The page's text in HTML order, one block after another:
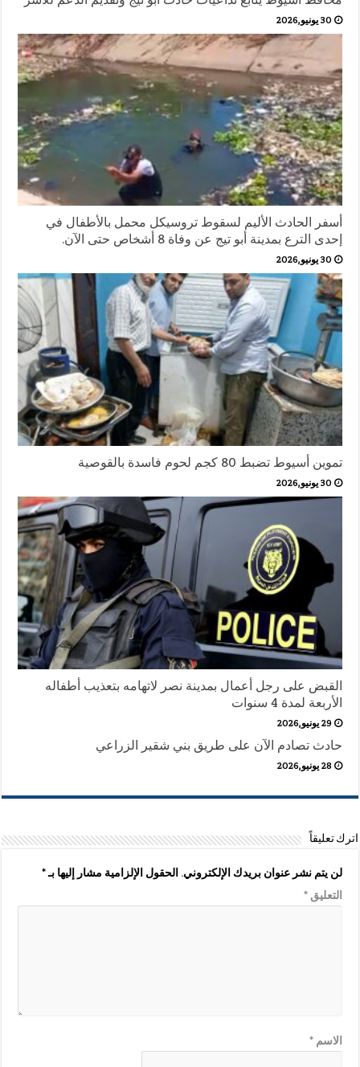
30 يونيو,2026
أسفر الحادث الأليم لسقوط تروسيكل محمل بالأطفال في
إحدى الترع بمدينة أبو تيج عن وفاة 8 أشخاص حتى الآن.
30 يونيو,2026
تموين أسيوط تضبط 80 كجم لحوم فاسدة بالقوصية
30 يونيو,2026
القبض على رجل أعمال بمدينة نصر لاتهامه بتعذيب أطفاله
الأربعة لمدة 4 سنوات
29 يونيو,2026
حادث تصادم الآن على طريق بني شقير الزراعي
28 يونيو,2026
اترك تعليقاً
لن يتم نشر عنوان بريدك الإلكتروني. الحقول الإلزامية مشار إليها بـ*
التعليق*
الاسم*